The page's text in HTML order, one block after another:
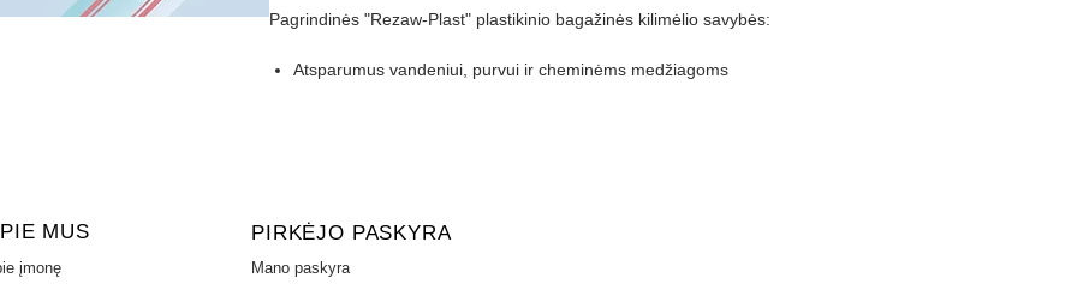
Pagrindinės "Rezaw-Plast" plastikinio bagažinės kilimėlio savybės:
Atsparumus vandeniui, purvui ir cheminėms medžiagoms
MUS
įmonę
PIRKĖJO PASKYRA
Mano paskyra